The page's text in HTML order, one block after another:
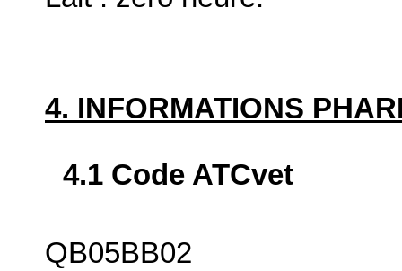
4. INFORMATIONS
4.1 Code ATCvet
QB05BB02